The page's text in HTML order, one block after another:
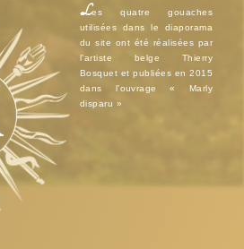
Les quatre gouaches
utilisées dans le diaporama
du site ont été réalisées par
l’artiste belge Thierry
Bosquet et publiées en 2015
dans l’ouvrage « Marly
disparu »